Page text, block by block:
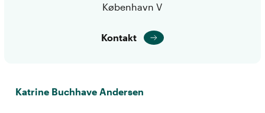
København V
Kontakt
Katrine Buchhave Andersen